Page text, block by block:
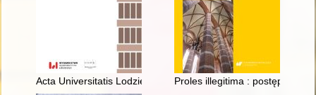
Acta Universitatis Lodziensis. Folia Librorum. [Vol.] 1(34)
Proles illegitima :